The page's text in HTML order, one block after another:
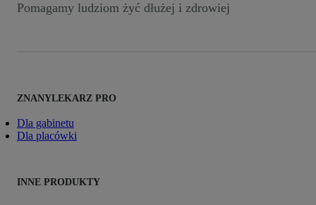
Pomagamy ludziom żyć dłużej i zdrowiej
ZNANYLEKARZ PRO
Dla gabinetu
Dla placówki
INNE PRODUKTY